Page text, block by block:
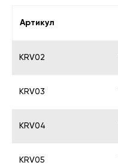
Артикул
KRV02
KRV03
KRV04
KRV05